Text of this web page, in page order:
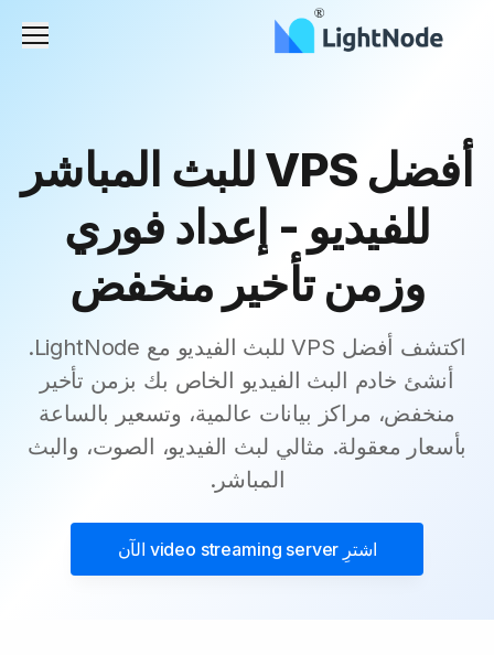
أفضل VPS للبث المباشر
للفيديو - إعداد فوري
وزمن تأخير منخفض
اكتشف أفضل VPS للبث الفيديو مع LightNode.
أنشئ خادم البث الفيديو الخاص بك بزمن تأخير
منخفض، مراكز بيانات عالمية، وتسعير بالساعة
بأسعار معقولة. مثالي لبث الفيديو، الصوت، والبث
المباشر.
اشترِ video streaming server الآن